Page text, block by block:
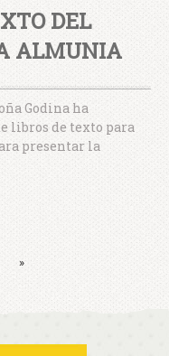
DEL
ALMUNIA
Godina ha
libros de texto para
presentar la
»